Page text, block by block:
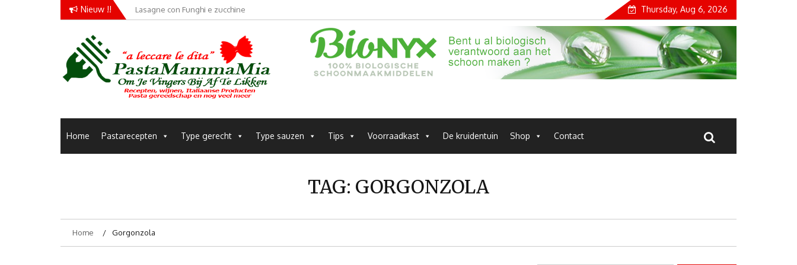
Nieuw !! Lasagne con Funghi e zucchine Thursday, Aug 6, 2026
Pastamammamia
Home Pastarecepten Type gerecht Type sauzen Tips Voorraadkast De kruidentuin Shop Contact
TAG: GORGONZOLA
Home Gorgonzola